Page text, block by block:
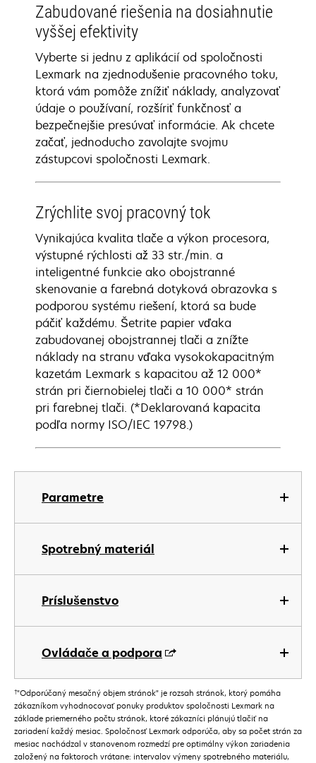
Parametre
Spotrebný materiál
Príslušenstvo
Ovládače a podpora
Zabudované riešenia na dosiahnutie
vyššej efektivity
Vyberte si jednu z aplikácií od spoločnosti
Lexmark na zjednodušenie pracovného toku,
ktorá vám pomôže znížiť náklady, analyzovať
údaje o používaní, rozšíriť funkčnosť a
bezpečnejšie presúvať informácie. Ak chcete
začať, jednoducho zavolajte svojmu
zástupcovi spoločnosti Lexmark.
Zrýchlite svoj pracovný tok
Vynikajúca kvalita tlače a výkon procesora,
výstupné rýchlosti až 33 str./min. a
inteligentné funkcie ako obojstranné
skenovanie a farebná dotyková obrazovka s
podporou systému riešení, ktorá sa bude
páčiť každému. Šetrite papier vďaka
zabudovanej obojstrannej tlači a znížte
náklady na stranu vďaka vysokokapacitným
kazetám Lexmark s kapacitou až 12 000*
strán pri čiernobielej tlači a 10 000* strán
pri farebnej tlači. (*Deklarovaná kapacita
podľa normy ISO/IEC 19798.)
†"Odporúčaný mesačný objem stránok" je rozsah stránok, ktorý pomáha
zákazníkom vyhodnocovať ponuky produktov spoločnosti Lexmark na
základe priemerného počtu stránok, ktoré zákazníci plánujú tlačiť na
zariadení každý mesiac. Spoločnosť Lexmark odporúča, aby sa počet strán za
mesiac nachádzal v stanovenom rozmedzí pre optimálny výkon zariadenia
založený na faktoroch vrátane: intervalov výmeny spotrebného materiálu,